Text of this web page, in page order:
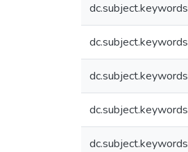
dc.subject.keywords
dc.subject.keywords
dc.subject.keywords
dc.subject.keywords
dc.subject.keywords